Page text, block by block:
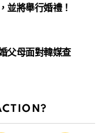
並將舉行婚禮！
父母面對韓媒查